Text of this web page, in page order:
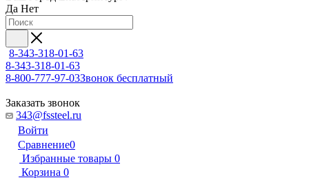
Да Нет
8-343-318-01-63
8-343-318-01-63
8-800-777-97-03Звонок бесплатный
Заказать звонок
343@fssteel.ru
Войти
Сравнение0
Избранные товары 0
Корзина 0